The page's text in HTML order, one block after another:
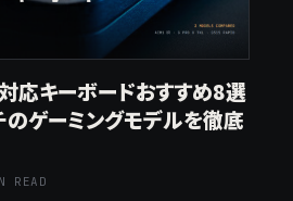
応キーボードおすすめ8選
のゲーミングモデルを徹底